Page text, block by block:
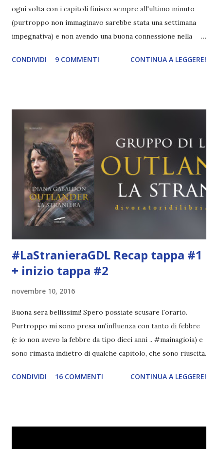
ogni volta con i capitoli finisco sempre all'ultimo minuto
(purtroppo non immaginavo sarebbe stata una settimana
impegnativa) e non avendo una buona connessione nella
per scrivere con calma il post di riepilogo. Ora basta con le
il gruppo per raccogliere consensi e sostenere gli Stuart
(su questo punto in realtà sono ancora confusa😅 ) al trono
d'Inghilterra all'insaputa di Colum. La scelta di portare la
ragazza non è casuale. I McKenzie infatti credono si tratti
di una spia inglese, per questo la portano al cospetto di
Jonathan Randall. Claire cerca in tutti i modi di raggirare
Randall, ma con scarsi risultati, tant...
CONDIVIDI 9 COMMENTI CONTINUA A LEGGERE!
#LaStranieraGDL Recap tappa #1
+ inizio tappa #2
novembre 10, 2016
Buona sera bellissimi! Spero possiate scusare l'orario.
Purtroppo mi sono presa un'influenza con tanto di febbre
(e io non avevo la febbre da tipo dieci anni .. #mainagioia) e
sono rimasta indietro di qualche capitolo, che sono riuscita
subito!
CONDIVIDI 16 COMMENTI CONTINUA A LEGGERE!